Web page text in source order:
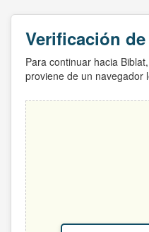
Verificación
Para continuar hacia
proviene de un navegador